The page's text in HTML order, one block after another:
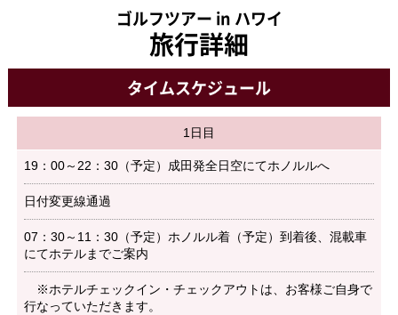
ゴルフツアー in ハワイ
旅行詳細
タイムスケジュール
1日目
19：00～22：30（予定）成田発全日空にてホノルルへ
日付変更線通過
07：30～11：30（予定）ホノルル着（予定）到着後、混載車
にてホテルまでご案内
ホテルチェックイン・チェックアウトは、お客様ご自身で
行なっていただきます。